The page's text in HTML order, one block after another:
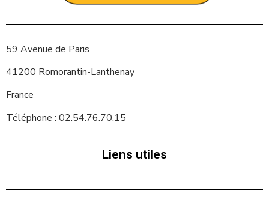
59 Avenue de Paris
41200 Romorantin-Lanthenay
France
Téléphone : 02.54.76.70.15
Liens utiles